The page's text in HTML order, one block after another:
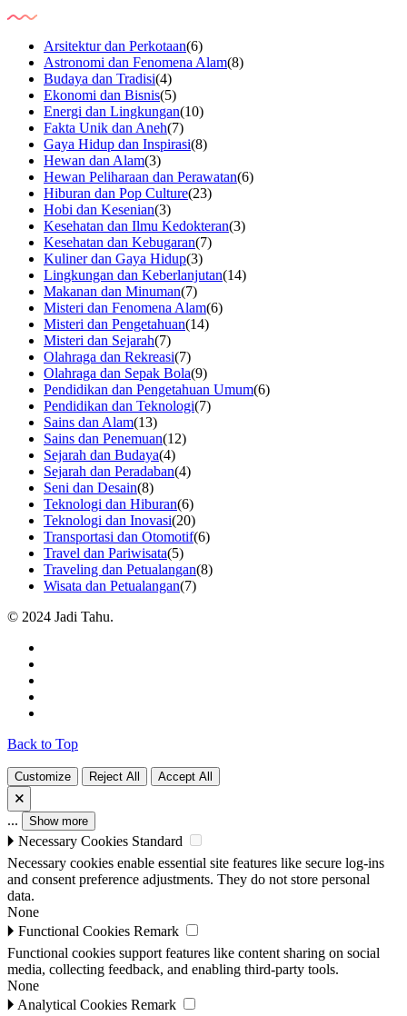
Arsitektur dan Perkotaan(6)
Astronomi dan Fenomena Alam(8)
Budaya dan Tradisi(4)
Ekonomi dan Bisnis(5)
Energi dan Lingkungan(10)
Fakta Unik dan Aneh(7)
Gaya Hidup dan Inspirasi(8)
Hewan dan Alam(3)
Hewan Peliharaan dan Perawatan(6)
Hiburan dan Pop Culture(23)
Hobi dan Kesenian(3)
Kesehatan dan Ilmu Kedokteran(3)
Kesehatan dan Kebugaran(7)
Kuliner dan Gaya Hidup(3)
Lingkungan dan Keberlanjutan(14)
Makanan dan Minuman(7)
Misteri dan Fenomena Alam(6)
Misteri dan Pengetahuan(14)
Misteri dan Sejarah(7)
Olahraga dan Rekreasi(7)
Olahraga dan Sepak Bola(9)
Pendidikan dan Pengetahuan Umum(6)
Pendidikan dan Teknologi(7)
Sains dan Alam(13)
Sains dan Penemuan(12)
Sejarah dan Budaya(4)
Sejarah dan Peradaban(4)
Seni dan Desain(8)
Teknologi dan Hiburan(6)
Teknologi dan Inovasi(20)
Transportasi dan Otomotif(6)
Travel dan Pariwisata(5)
Traveling dan Petualangan(8)
Wisata dan Petualangan(7)
© 2024 Jadi Tahu.
Back to Top
Customize Reject All
Accept All
🗙
... Show more
🞂 Necessary Cookies Standard
Necessary cookies enable essential site features like secure log-ins
and consent preference adjustments. They do not store personal
data.
None
🞂 Functional Cookies Remark
Functional cookies support features like content sharing on social
media, collecting feedback, and enabling third-party tools.
None
🞂 Analytical Cookies Remark